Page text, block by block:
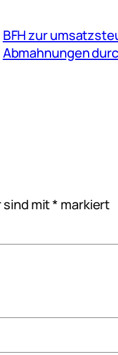
BFH zur
Abmahnungen
sind mit* markiert